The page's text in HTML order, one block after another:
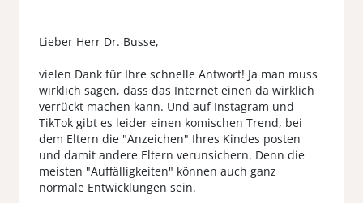
Lieber Herr Dr. Busse,
vielen Dank für Ihre schnelle Antwort! Ja man muss
wirklich sagen, dass das Internet einen da wirklich
verrückt machen kann. Und auf Instagram und
TikTok gibt es leider einen komischen Trend, bei
dem Eltern die "Anzeichen" Ihres Kindes posten
und damit andere Eltern verunsichern. Denn die
meisten "Auffälligkeiten" können auch ganz